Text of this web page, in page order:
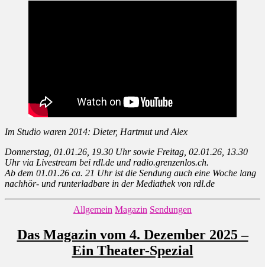
Im Studio waren 2014: Dieter, Hartmut und Alex
Donnerstag, 01.01.26, 19.30 Uhr sowie Freitag, 02.01.26, 13.30
Uhr via Livestream bei rdl.de und radio.grenzenlos.ch.
Ab dem 01.01.26 ca. 21 Uhr ist die Sendung auch eine Woche lang
nachhör- und runterladbare in der Mediathek von rdl.de
Kategorien
Allgemein Magazin Sendungen
Das Magazin vom 4. Dezember 2025 –
Ein Theater-Spezial